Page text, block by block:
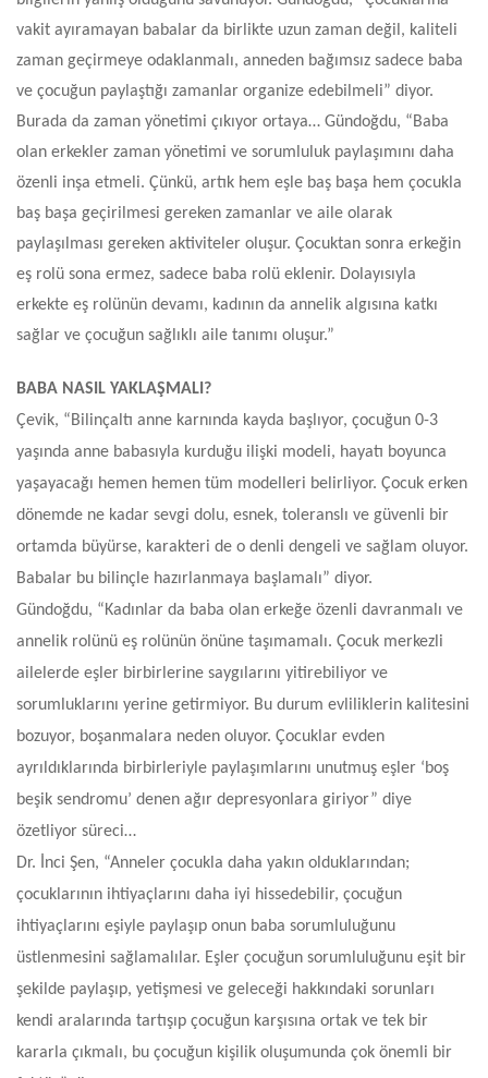
vakit ayıramayan babalar da birlikte uzun zaman değil, kaliteli
zaman geçirmeye odaklanmalı, anneden bağımsız sadece baba
ve çocuğun paylaştığı zamanlar organize edebilmeli” diyor.
Burada da zaman yönetimi çıkıyor ortaya… Gündoğdu, “Baba
olan erkekler zaman yönetimi ve sorumluluk paylaşımını daha
özenli inşa etmeli. Çünkü, artık hem eşle baş başa hem çocukla
baş başa geçirilmesi gereken zamanlar ve aile olarak
paylaşılması gereken aktiviteler oluşur. Çocuktan sonra erkeğin
eş rolü sona ermez, sadece baba rolü eklenir. Dolayısıyla
erkekte eş rolünün devamı, kadının da annelik algısına katkı
sağlar ve çocuğun sağlıklı aile tanımı oluşur.”
BABA NASIL YAKLAŞMALI?
Çevik, “Bilinçaltı anne karnında kayda başlıyor, çocuğun 0-3
yaşında anne babasıyla kurduğu ilişki modeli, hayatı boyunca
yaşayacağı hemen hemen tüm modelleri belirliyor. Çocuk erken
dönemde ne kadar sevgi dolu, esnek, toleranslı ve güvenli bir
ortamda büyürse, karakteri de o denli dengeli ve sağlam oluyor.
Babalar bu bilinçle hazırlanmaya başlamalı” diyor.
Gündoğdu, “Kadınlar da baba olan erkeğe özenli davranmalı ve
annelik rolünü eş rolünün önüne taşımamalı. Çocuk merkezli
ailelerde eşler birbirlerine saygılarını yitirebiliyor ve
sorumluklarını yerine getirmiyor. Bu durum evliliklerin kalitesini
bozuyor, boşanmalara neden oluyor. Çocuklar evden
ayrıldıklarında birbirleriyle paylaşımlarını unutmuş eşler ‘boş
beşik sendromu’ denen ağır depresyonlara giriyor” diye
özetliyor süreci…
Dr. İnci Şen, “Anneler çocukla daha yakın olduklarından;
çocuklarının ihtiyaçlarını daha iyi hissedebilir, çocuğun
ihtiyaçlarını eşiyle paylaşıp onun baba sorumluluğunu
üstlenmesini sağlamalılar. Eşler çocuğun sorumluluğunu eşit bir
şekilde paylaşıp, yetişmesi ve geleceği hakkındaki sorunları
kendi aralarında tartışıp çocuğun karşısına ortak ve tek bir
kararla çıkmalı, bu çocuğun kişilik oluşumunda çok önemli bir